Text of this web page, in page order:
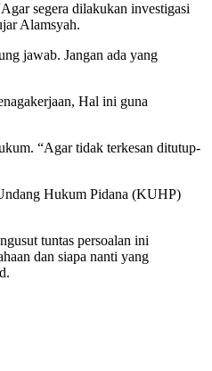
segera dilakukan investigasi
Alamsyah.
jawab. Jangan ada yang
Hal ini guna
“Agar tidak terkesan ditutup-
Hukum Pidana (KUHP)
tuntas persoalan ini
dan siapa nanti yang